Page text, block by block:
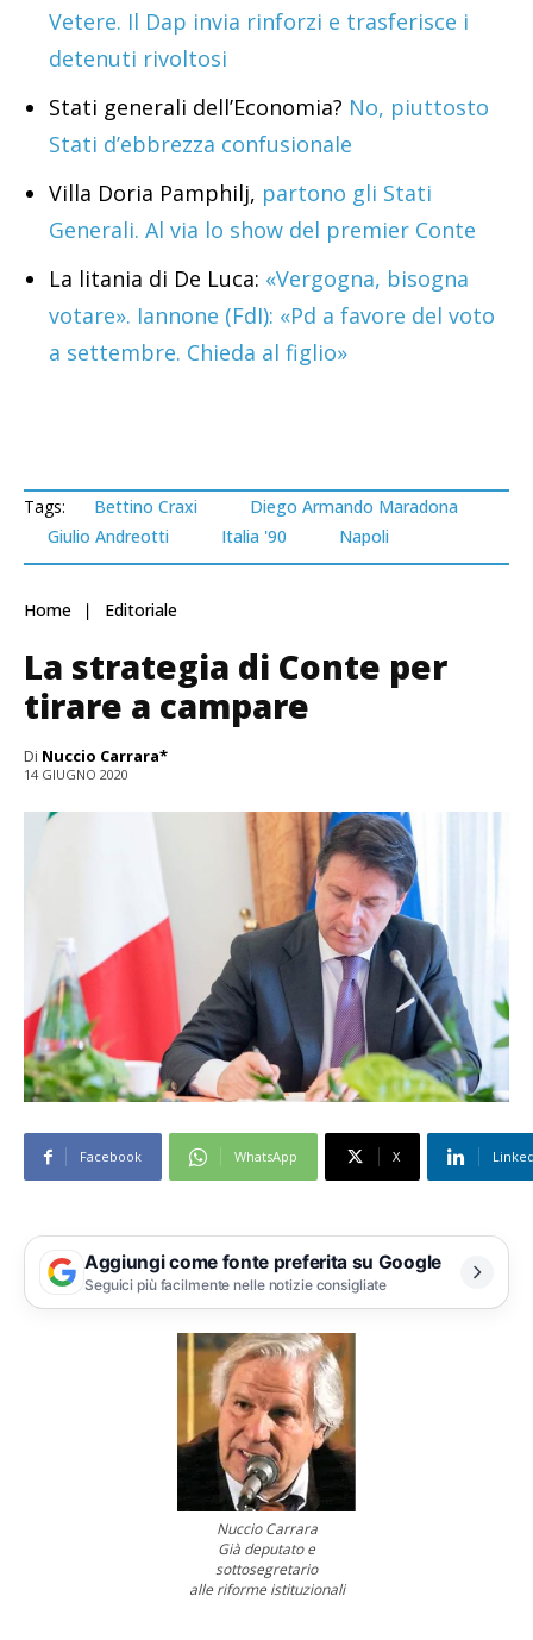
Vetere. Il Dap invia rinforzi e trasferisce i
detenuti rivoltosi
Stati generali dell’Economia? No, piuttosto
Stati d’ebbrezza confusionale
Villa Doria Pamphilj, partono gli Stati
Generali. Al via lo show del premier Conte
La litania di De Luca: «Vergogna, bisogna
votare». Iannone (FdI): «Pd a favore del voto
a settembre. Chieda al figlio»
Tags: Bettino Craxi
Diego Armando Maradona
Giulio Andreotti
Italia '90 Napoli
Home Editoriale
La strategia di Conte per
tirare a campare
Di Nuccio Carrara*
14 GIUGNO 2020
Facebook WhatsApp X
Aggiungi come fonte preferita su Google
Seguici più facilmente nelle notizie consigliate
Nuccio Carrara
Già deputato e
sottosegretario
alle riforme istituzionali